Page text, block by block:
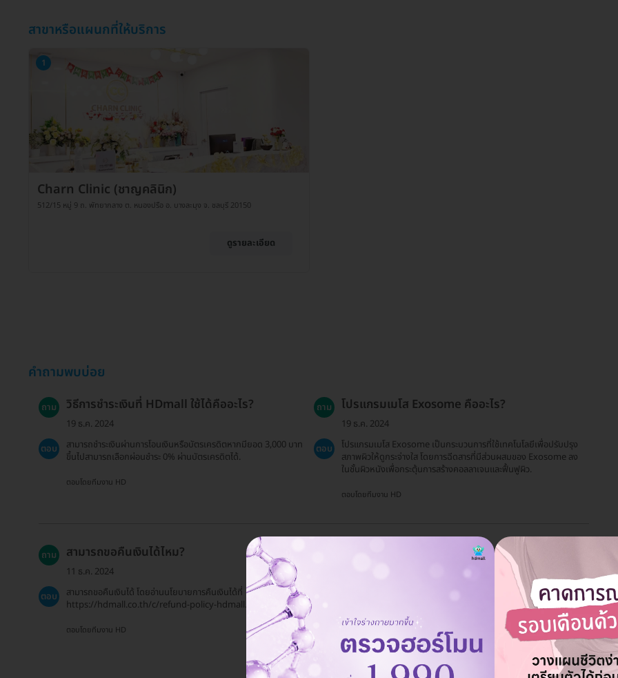
สาขาหรือแผนกที่ให้บริการ
1
Charn Clinic (ชาญคลินิก)
512/15 หมู่ 9 ถ. พัทยากลาง ต. หนองปรือ อ. บางละมุง จ. ชลบุรี 20150
ดูรายละเอียด
คำถามพบบ่อย
ถาม วิธีการชำระเงินที่ HDmall ใช้ได้คืออะไร?
19 ธ.ค. 2024
ตอบ
สามารถชำระเงินผ่านการโอนเงินหรือบัตรเครดิตหากมียอด 3,000 บาท
ขึ้นไปสามารถเลือกผ่อนชำระ 0% ผ่านบัตรเครดิตได้.
ตอบโดยทีมงาน HD
ถาม โปรแกรมเมโส Exosome คืออะไร?
19 ธ.ค. 2024
ตอบ
โปรแกรมเมโส Exosome เป็นกระบวนการที่ใช้เทคโนโลยีเพื่อปรับปรุง
สภาพผิวให้ดูกระจ่างใส โดยการฉีดสารที่มีส่วนผสมของ Exosome ลง
ในชั้นผิวหนังเพื่อกระตุ้นการสร้างคอลลาเจนและฟื้นฟูผิว.
ตอบโดยทีมงาน HD
ถาม สามารถขอคืนเงินได้ไหม?
11 ธ.ค. 2024
ตอบ
สามารถขอคืนเงินได้ โดยอ่านนโยบายการคืนเงินได้ที่
https://hdmall.co.th/c/refund-policy-hdmall.
ตอบโดยทีมงาน HD
คูปองมีอายุการใช้งานนานแค่ไหน?
ตอบโดยทีมงาน HD
แสดงคำถามเพิ่ม